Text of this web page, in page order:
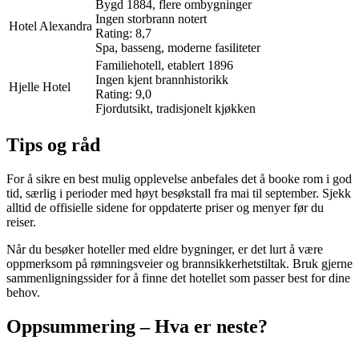
Hotel Alexandra
Bygd 1884, flere ombygninger
Ingen storbrann notert
Rating: 8,7
Spa, basseng, moderne fasiliteter
Hjelle Hotel
Familiehotell, etablert 1896
Ingen kjent brannhistorikk
Rating: 9,0
Fjordutsikt, tradisjonelt kjøkken
Tips og råd
For å sikre en best mulig opplevelse anbefales det å booke rom i god
tid, særlig i perioder med høyt besøkstall fra mai til september. Sjekk
alltid de offisielle sidene for oppdaterte priser og menyer før du
reiser.
Når du besøker hoteller med eldre bygninger, er det lurt å være
oppmerksom på rømningsveier og brannsikkerhetstiltak. Bruk gjerne
sammenligningssider for å finne det hotellet som passer best for dine
behov.
Oppsummering – Hva er neste?